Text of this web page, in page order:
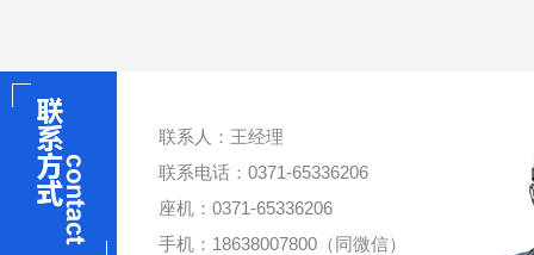
联系人：王经理
联系电话：0371-65336206
座机：0371-65336206
手机：18638007800（同微信）